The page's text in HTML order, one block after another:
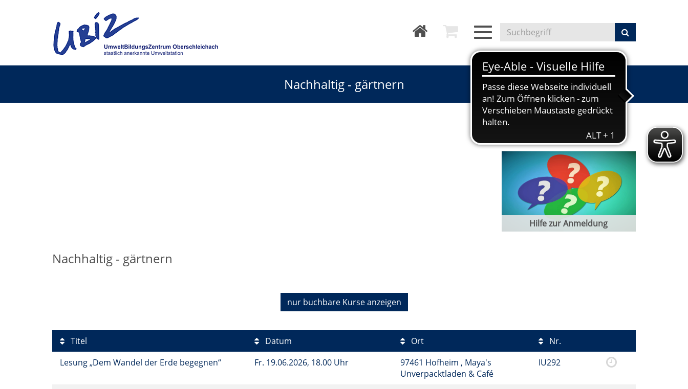
Toggle
navigation
Nachhaltig - gärtnern
Hilfe zur Anmeldung
Nachhaltig - gärtnern
nur buchbareKurse anzeigen
Titel Datum Ort
Nr.
Lesung „Dem Wandel der Erde begegnen“
Fr. 19.06.2026, 18.00 Uhr
97461 Hofheim , Maya's
Unverpacktladen & Café
IU292